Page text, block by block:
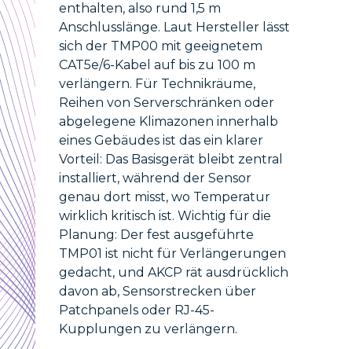
enthalten, also rund 1,5 m
Anschlusslänge. Laut Hersteller lässt
sich der TMP00 mit geeignetem
CAT5e/6-Kabel auf bis zu 100 m
verlängern. Für Technikräume,
Reihen von Serverschränken oder
abgelegene Klimazonen innerhalb
eines Gebäudes ist das ein klarer
Vorteil: Das Basisgerät bleibt zentral
installiert, während der Sensor
genau dort misst, wo Temperatur
wirklich kritisch ist. Wichtig für die
Planung: Der fest ausgeführte
TMP01 ist nicht für Verlängerungen
gedacht, und AKCP rät ausdrücklich
davon ab, Sensorstrecken über
Patchpanels oder RJ-45-
Kupplungen zu verlängern.